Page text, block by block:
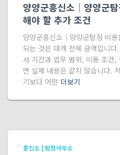
양양군흥신소｜양양군
해야 할 추가 조건
양양군흥신소｜양양군탐정 비
되는 것은 대개 전체 금액입니
사 기간과 업무 범위, 이동 조건,
면 실제 내용은 같지 않습니다.
기보다 어떤 더보기
흥신소 | 탐정사무소